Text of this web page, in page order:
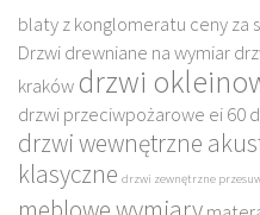
blaty z konglomeratu ceny za
Drzwi drewniane na wymiar
kraków drzwi
drzwi przeciwpożarowe ei 60
drzwi wewnętrzne
klasyczne drzwi zewnętrzne